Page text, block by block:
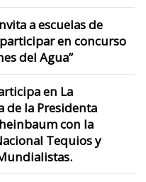
a escuelas de
en concurso
del Agua”
en La
de la Presidenta
con la
Tequios y